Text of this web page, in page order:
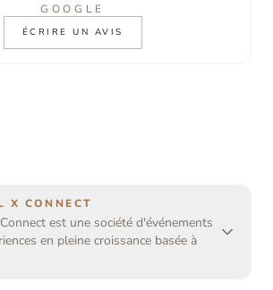
GOOGLE
ÉCRIRE UN AVIS
X CONNECT
est une société d'événements
en pleine croissance basée à